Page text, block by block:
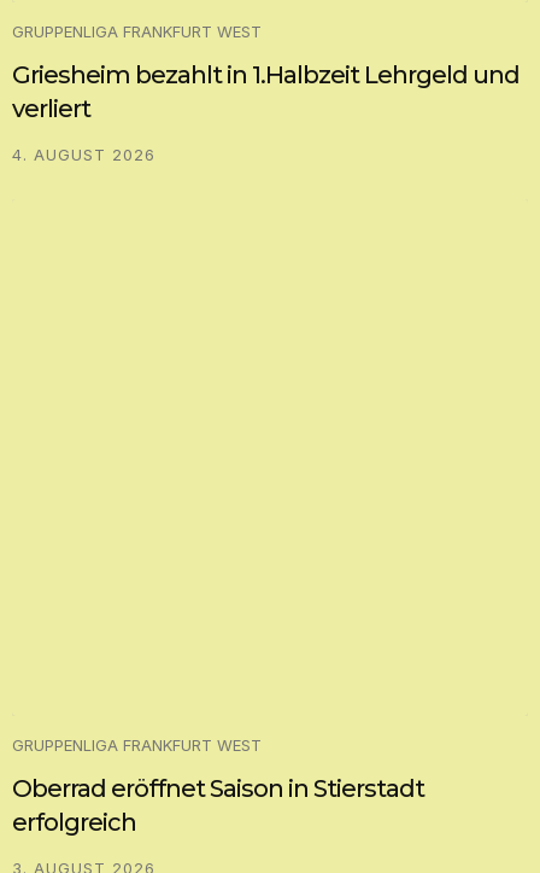
GRUPPENLIGA FRANKFURT WEST
Griesheim bezahlt in 1.Halbzeit Lehrgeld und
verliert
4. AUGUST 2026
GRUPPENLIGA FRANKFURT WEST
Oberrad eröffnet Saison in Stierstadt
erfolgreich
3. AUGUST 2026